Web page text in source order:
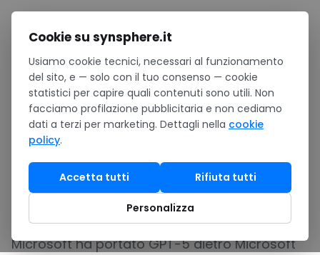
Salta al contenuto
Home / Notizie
GPT-5 dietro Microsoft 365 Copilot: cosa cambia davvero
per le PMI italiane
PRODUCT UPDATE
GPT-5 dietro Microsoft 365
Copilot: cosa cambia
davvero per le PMI italiane
Microsoft ha portato GPT-5 dietro Microsoft
Cookie su synsphere.it
Usiamo cookie tecnici, necessari al funzionamento
del sito, e — solo con il tuo consenso — cookie
statistici per capire quali contenuti sono utili. Non
facciamo profilazione pubblicitaria e non cediamo
dati a terzi per marketing. Dettagli nella cookie
policy.
Accetta tutti Rifiuta tutti
Personalizza